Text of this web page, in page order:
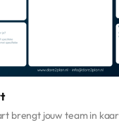
brengt jouw team in